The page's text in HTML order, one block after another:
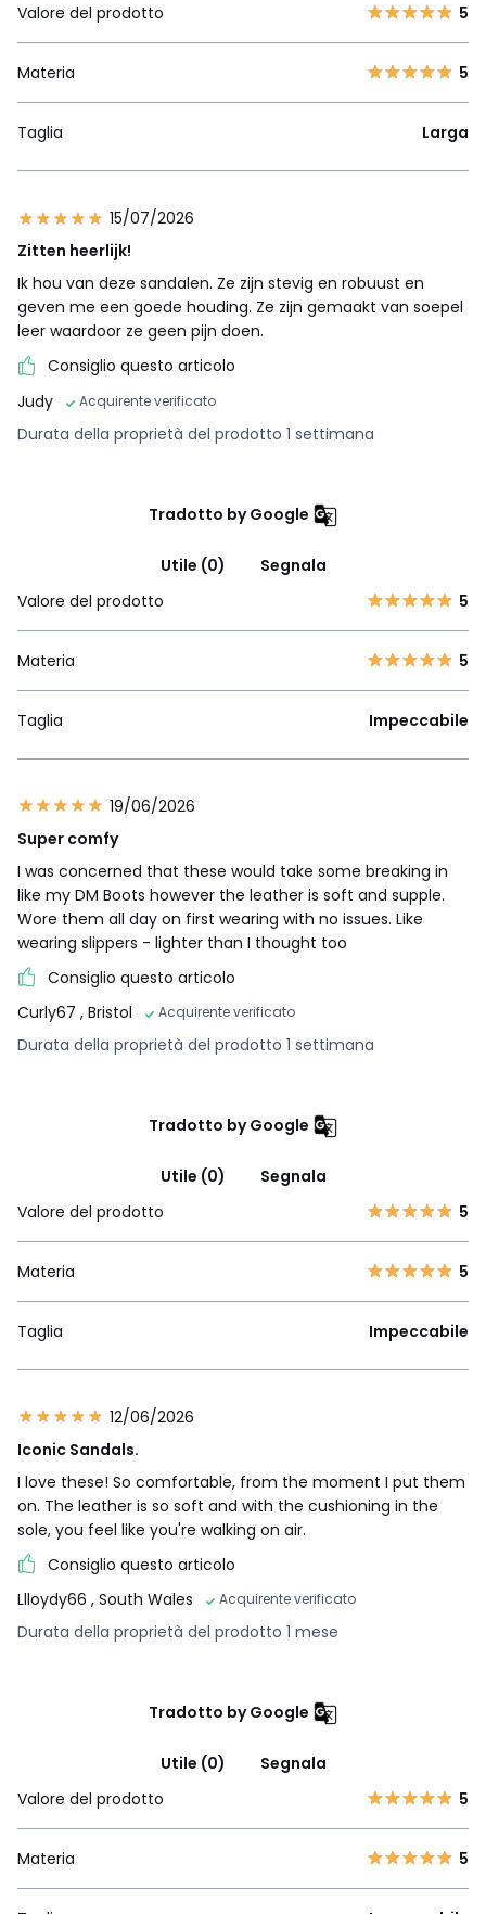
Valore del prodotto
5
Materia 5
Taglia Larga
15/07/2026
Zitten heerlijk!
Ik hou van deze sandalen. Ze zijn stevig en robuust en
geven me een goede houding. Ze zijn gemaakt van soepel
leer waardoor ze geen pijn doen.
Consiglio questo articolo
Judy
Acquirente verificato
Durata della proprietà del prodotto 1 settimana
Tradotto by Google
Utile (0)
Segnala
Valore del prodotto
5
Materia 5
Taglia Impeccabile
19/06/2026
Super comfy
I was concerned that these would take some breaking in
like my DM Boots however the leather is soft and supple.
Wore them all day on first wearing with no issues. Like
wearing slippers - lighter than I thought too
Consiglio questo articolo
Curly67 , Bristol Acquirente verificato
Durata della proprietà del prodotto 1 settimana
Tradotto by Google
Utile (0)
Segnala
Valore del prodotto
5
Materia 5
Taglia Impeccabile
12/06/2026
Iconic Sandals.
I love these! So comfortable, from the moment I put them
on. The leather is so soft and with the cushioning in the
sole, you feel like you're walking on air.
Consiglio questo articolo
Llloydy66 , South Wales Acquirente verificato
Durata della proprietà del prodotto 1 mese
Tradotto by Google
Utile (0)
Segnala
Valore del prodotto
5
Materia 5